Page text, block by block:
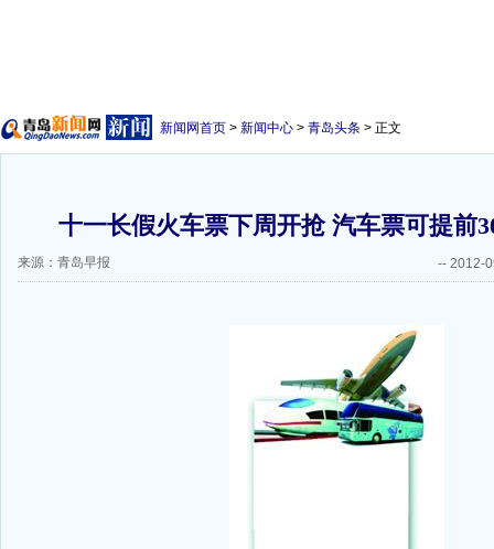
新闻网首页 > 新闻中心 > 青岛头条 > 正文
十一长假火车票下周开抢 汽车票可提前
来源：青岛早报 -- 2012-